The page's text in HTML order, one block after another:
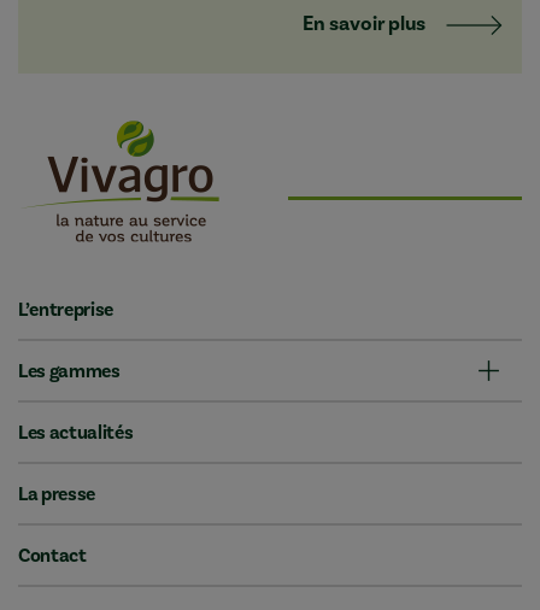
En savoir plus
L’entreprise
Les gammes
Les actualités
La presse
Contact